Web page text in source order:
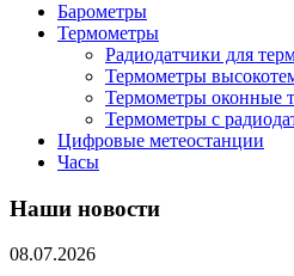
Барометры
Термометры
Радиодатчики для
Термометры
Термометры оконные
Термометры с
Цифровые метеостанции
Часы
Наши новости
08.07.2026